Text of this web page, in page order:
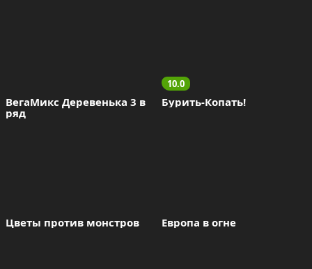
ВегаМикс Деревенька 3 в
ряд
10.0
Бурить-Копать!
Цветы против монстров Европа в огне